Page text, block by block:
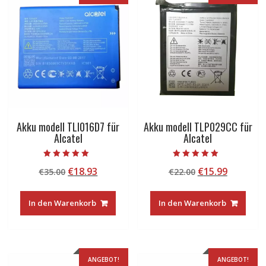
Akku modell TLI016D7 für
Alcatel
5.00
von 5
€35.00 Ursprünglicher
war:
€35.00
€18.93
ist:
€18.93.
In den Warenkorb
Akku modell TLP029CC für
Alcatel
5.00
von 5
€22.00 Ursprünglicher
war:
€22.00
€15.99
ist:
€15.99.
In den Warenkorb
ANGEBOT! ANGEBOT!